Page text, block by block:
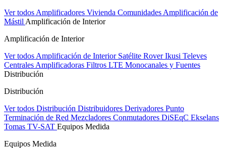
Ver todos Amplificadores Vivienda Comunidades Amplificación de
Mástil Amplificación de Interior
Amplificación de Interior
Ver todos Amplificación de Interior Satélite RoverIkusi Televes
Centrales Amplificadoras Filtros LTE Monocanales y Fuentes
Distribución
Distribución
Ver todos Distribución Distribuidores Derivadores Punto
Terminación de Red Mezcladores Conmutadores DiSEqC Ekselans
Tomas TV-SAT Equipos Medida
Equipos Medida